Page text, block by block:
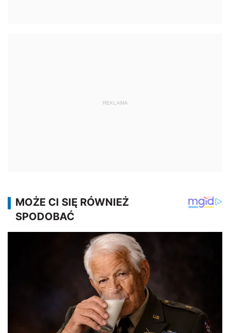
REKLAMA